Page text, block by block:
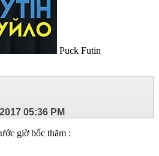
Puck Futin
05:36 PM
giờ bốc thăm :